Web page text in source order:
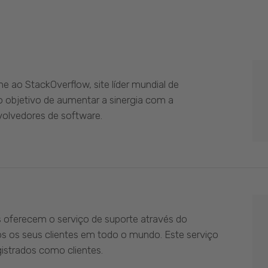
ao StackOverflow, site líder mundial de
de aumentar a sinergia com a
de software.
oferecem o serviço de suporte através do
os seus clientes em todo o mundo. Este serviço
como clientes.